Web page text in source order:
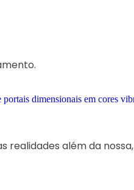
realidades além da